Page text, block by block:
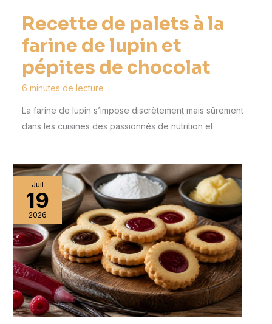
Recette de palets à la
farine de lupin et
pépites de chocolat
6 minutes de lecture
La farine de lupin s’impose discrètement mais sûrement
dans les cuisines des passionnés de nutrition et
Juil
19
2026